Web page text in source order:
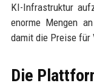
KI-Infrastruktur
enorme Mengen
damit die Preise für
Die